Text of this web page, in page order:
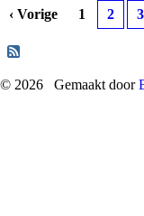
‹ Vorige 1 2 3
© 2026 Gemaakt door